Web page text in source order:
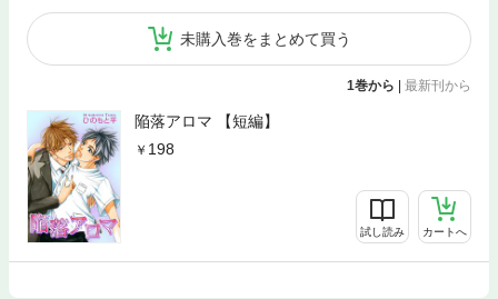
未購入巻をまとめて買う
1巻から | 最新刊から
陥落アロマ 【短編】
198
試し読み カートへ